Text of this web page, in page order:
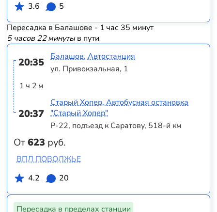
3.6
5
Пересадка в Балашове - 1 час 35 минут
5 часов 22 минутыв пути
20:35
1 ч 2 м
20:37
От623 руб.
Балашов, Автостанция
ул. Привокзальная, 1
Старый Хопер, Автобусная остановка
"Старый Хопер"
Р-22, подъезд к Саратову, 518-й км
ВПЛ ПОВОЛЖЬЕ
4.2
20
Пересадка в пределах станции